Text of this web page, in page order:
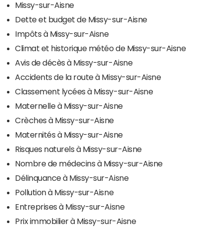
Missy-sur-Aisne
Dette et budget de Missy-sur-Aisne
Impôts à Missy-sur-Aisne
Climat et historique météo de Missy-sur-Aisne
Avis de décès à Missy-sur-Aisne
Accidents de la route à Missy-sur-Aisne
Classement lycées à Missy-sur-Aisne
Maternelle à Missy-sur-Aisne
Crèches à Missy-sur-Aisne
Maternités à Missy-sur-Aisne
Risques naturels à Missy-sur-Aisne
Nombre de médecins à Missy-sur-Aisne
Délinquance à Missy-sur-Aisne
Pollution à Missy-sur-Aisne
Entreprises à Missy-sur-Aisne
Prix immobilier à Missy-sur-Aisne